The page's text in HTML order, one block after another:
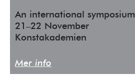
An international symposium
21–22 November
Konstakademien
Mer info